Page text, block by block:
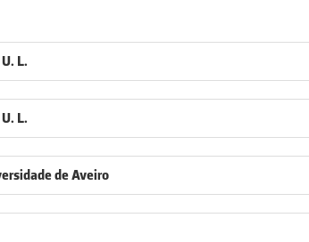
U. L.
U. L.
de Aveiro